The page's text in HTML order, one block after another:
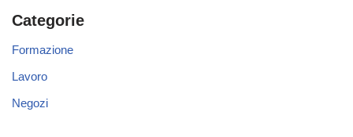
Categorie
Formazione
Lavoro
Negozi